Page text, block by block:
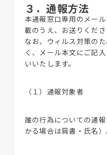
３．通報方法
本通報窓口専用のメー
載のうえ、お送りくださ
なお、ウィルス対策の
く、メール本文にご記
いいたします。
（１）通報対象者
誰の行為についての通
かる場合は肩書・氏名）